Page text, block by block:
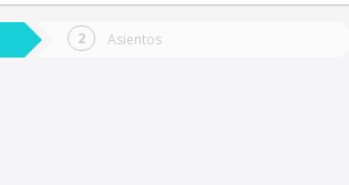
Asientos